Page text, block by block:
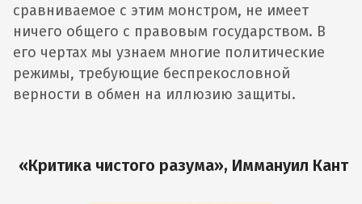
сравниваемое с этим монстром, не имеет
ничего общего с правовым государством. В
его чертах мы узнаем многие политические
режимы, требующие беспрекословной
верности в обмен на иллюзию защиты.
«Критика чистого разума»‎, Иммануил Кант